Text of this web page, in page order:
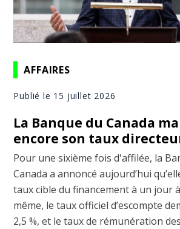
AFFAIRES
Publié le 15 juillet 2026
La Banque du Canada
encore son taux
Pour une sixième fois d'affilée, la
Canada a annoncé aujourd’hui
taux cible du financement à un jour à
même, le taux officiel d’escompte
2,5 %, et le taux de rémunération